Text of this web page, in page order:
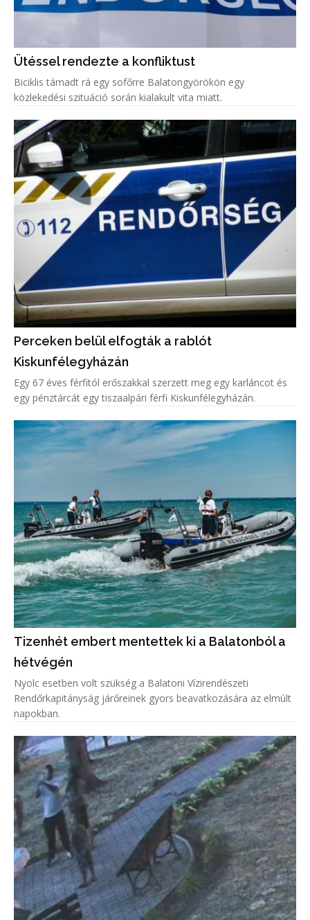
Ütéssel rendezte a konfliktust
Biciklis támadt rá egy sofőrre Balatongyörökön egy
közlekedési szituáció során kialakult vita miatt.
Perceken belül elfogták a rablót
Kiskunfélegyházán
Egy 67 éves férfitól erőszakkal szerzett meg egy karláncot és
egy pénztárcát egy tiszaalpári férfi Kiskunfélegyházán.
Tizenhét embert mentettek ki a Balatonból a
hétvégén
Nyolc esetben volt szükség a Balatoni Vízirendészeti
Rendőrkapitányság járőreinek gyors beavatkozására az elmúlt
napokban.